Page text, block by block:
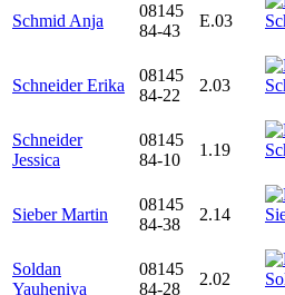
Schmid Anja
08145
84-43
E.03
Schneider Erika
08145
84-22
2.03
Schneider
Jessica
08145
84-10
1.19
Sieber Martin
08145
84-38
2.14
Soldan
Yauheniya
08145
84-28
2.02